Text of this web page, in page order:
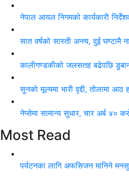
नेपाल आयल निगमको कार्यकारी
सात वर्षको सास्ती अन्त्य, दुई घण्टामै
कालीगण्डकीको जलसतह बढेपछि
सुनकाे मूल्यमा भारी वृद्दी, तोलामा आठ
नेप्सेमा सामान्य सुधार, चार अर्ब ४०
Most Read
पर्यटनका लागि अफसिजन मानिने